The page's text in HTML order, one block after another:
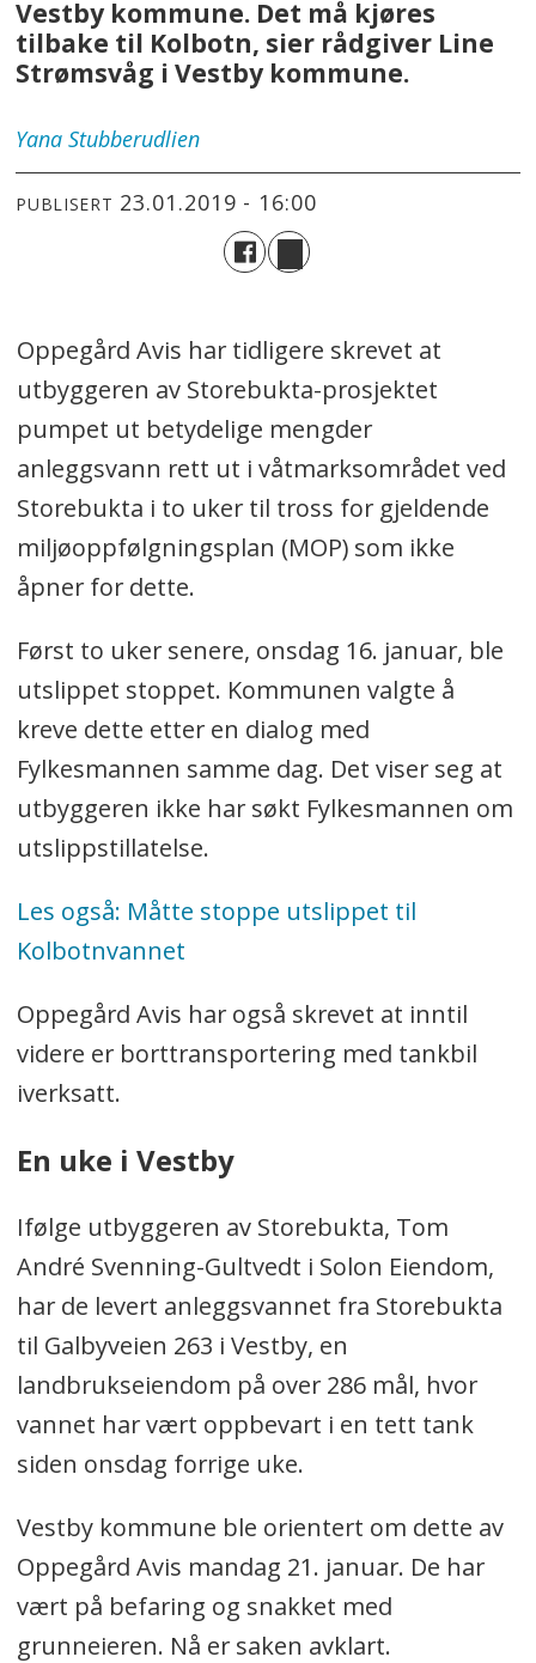
Vestby kommune. Det må kjøres
tilbake til Kolbotn, sier rådgiver Line
Strømsvåg i Vestby kommune.
Yana Stubberudlien
PUBLISERT 23.01.2019 - 16:00
Oppegård Avis har tidligere skrevet at
utbyggeren av Storebukta-prosjektet
pumpet ut betydelige mengder
anleggsvann rett ut i våtmarksområdet ved
Storebukta i to uker til tross for gjeldende
miljøoppfølgningsplan (MOP) som ikke
åpner for dette.
Først to uker senere, onsdag 16. januar, ble
utslippet stoppet. Kommunen valgte å
kreve dette etter en dialog med
Fylkesmannen samme dag. Det viser seg at
utbyggeren ikke har søkt Fylkesmannen om
utslippstillatelse.
Les også: Måtte stoppe utslippet til
Kolbotnvannet
Oppegård Avis har også skrevet at inntil
videre er borttransportering med tankbil
iverksatt.
En uke i Vestby
Ifølge utbyggeren av Storebukta, Tom
André Svenning-Gultvedt i Solon Eiendom,
har de levert anleggsvannet fra Storebukta
til Galbyveien 263 i Vestby, en
landbrukseiendom på over 286 mål, hvor
vannet har vært oppbevart i en tett tank
siden onsdag forrige uke.
Vestby kommune ble orientert om dette av
Oppegård Avis mandag 21. januar. De har
vært på befaring og snakket med
grunneieren. Nå er saken avklart.